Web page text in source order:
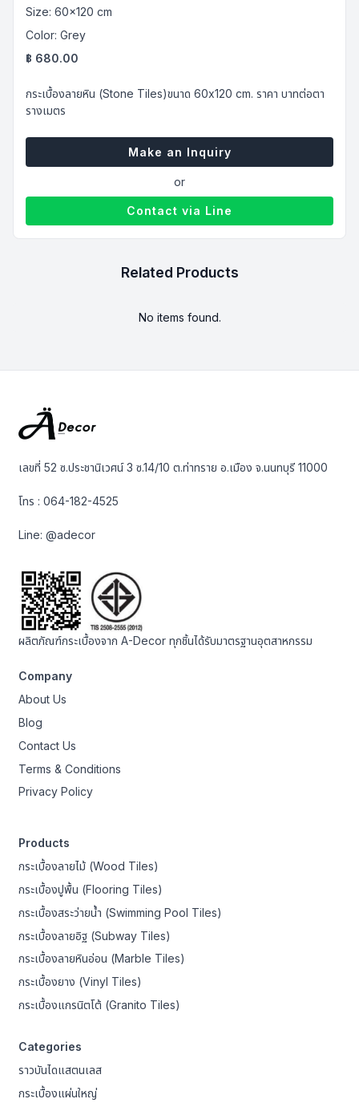
Size: 60x120 cm
Color: Grey
฿ 680.00
กระเบื้องลายหิน (Stone Tiles)ขนาด 60x120 cm. ราคา บาทต่อตา
รางเมตร
Make an Inquiry
or
Contact via Line
Related Products
No items found.
เลขที่ 52 ซ.ประชานิเวศน์ 3 ซ.14/10 ต.ท่าทราย อ.เมือง จ.นนทบุรี 11000
โทร :064-182-4525
Line:@adecor
ผลิตภัณฑ์กระเบื้องจาก A-Decor ทุกชิ้นได้รับมาตรฐานอุตสาหกรรม
Company
About Us
Blog
Contact Us
Terms & Conditions
Privacy Policy
Products
กระเบื้องลายไม้ (Wood Tiles)
กระเบื้องปูพื้น (Flooring Tiles)
กระเบื้องสระว่ายน้ำ (Swimming Pool Tiles)
กระเบื้องลายอิฐ (Subway Tiles)
กระเบื้องลายหินอ่อน (Marble Tiles)
กระเบื้องยาง (Vinyl Tiles)
กระเบื้องแกรนิตโต้ (Granito Tiles)
Categories
ราวบันไดแสตนเลส
กระเบื้องแผ่นใหญ่